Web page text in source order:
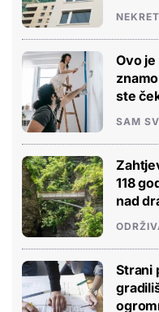
Ovo
ste
SAM
118
nad
Strani